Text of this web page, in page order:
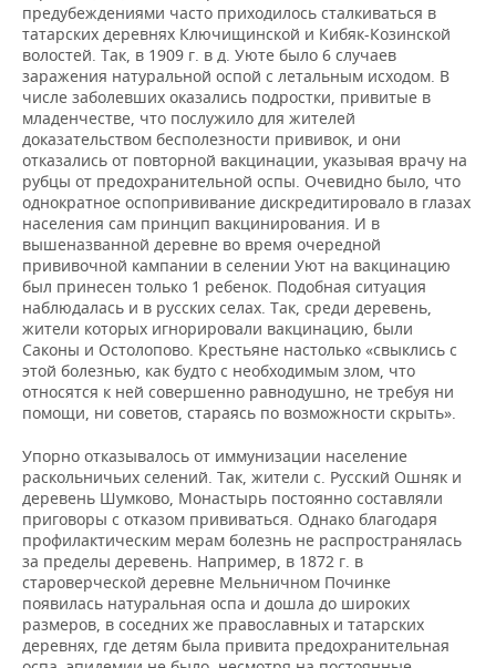
предубеждениями часто приходилось сталкиваться в
татарских деревнях Ключищинской и Кибяк-Козинской
волостей. Так, в 1909 г. в д. Уюте было 6 случаев
заражения натуральной оспой с летальным исходом. В
числе заболевших оказались подростки, привитые в
младенчестве, что послужило для жителей
доказательством бесполезности прививок, и они
отказались от повторной вакцинации, указывая врачу на
рубцы от предохранительной оспы. Очевидно было, что
однократное оспопрививание дискредитировало в глазах
населения сам принцип вакцинирования. И в
вышеназванной деревне во время очередной
прививочной кампании в селении Уют на вакцинацию
был принесен только 1 ребенок. Подобная ситуация
наблюдалась и в русских селах. Так, среди деревень,
жители которых игнорировали вакцинацию, были
Саконы и Остолопово. Крестьяне настолько «свыклись с
этой болезнью, как будто с необходимым злом, что
относятся к ней совершенно равнодушно, не требуя ни
помощи, ни советов, стараясь по возможности скрыть».
Упорно отказывалось от иммунизации население
раскольничьих селений. Так, жители с. Русский Ошняк и
деревень Шумково, Монастырь постоянно составляли
приговоры с отказом прививаться. Однако благодаря
профилактическим мерам болезнь не распространялась
за пределы деревень. Например, в 1872 г. в
староверческой деревне Мельничном Починке
появилась натуральная оспа и дошла до широких
размеров, в соседних же православных и татарских
деревнях, где детям была привита предохранительная